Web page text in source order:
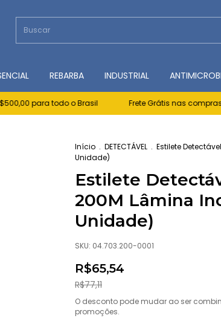
REBARBA INDUSTRIAL
para todo o Brasil Frete Grátis nas compras
Início . DETECTÁVEL . Estilete
Unidade)
Estilete
200M Lâmina
Unidade)
SKU: 04.703.200-0001
R$65,54
R$77,11
O desconto pode mudar ao ser
promoções.